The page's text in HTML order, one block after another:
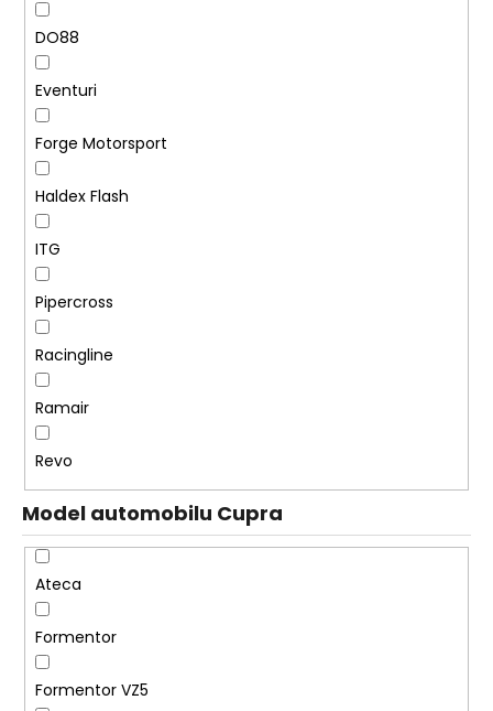
ůDO88
Eventuri
Forge Motorsport
Haldex Flash
ITG
Pipercross
Racingline
Ramair
Revo
Model automobilu Cupra
Ateca
Formentor
Formentor VZ5
D
o
p
o
u
u
m
REVO
LOGO
SAMOLEPKA
205
Kč